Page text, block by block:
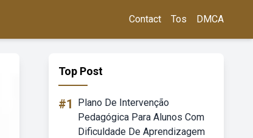
Contact Tos DMCA
Top Post
#1
Plano De Intervenção
Pedagógica Para Alunos Com
Dificuldade De Aprendizagem